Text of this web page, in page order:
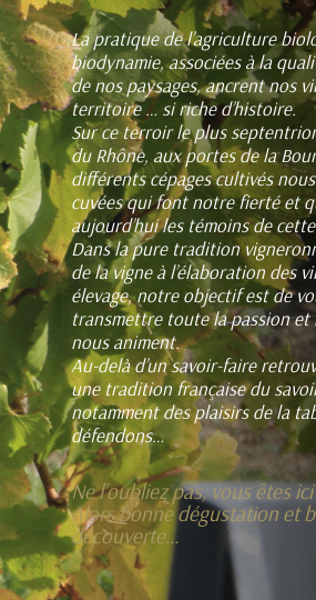
La pratique de l’agriculture
biodynamie, associées à la
de nos paysages, ancrent nos
territoire … si riche d’histoire.
Sur ce terroir le plus
du Rhône, aux portes de la
différents cépages cultivés
cuvées qui font notre fierté et
aujourd’hui les témoins de
Dans la pure tradition
de la vigne à l’élaboration des
élevage, notre objectif est de
transmettre toute la passion et
nous animent.
Au-delà d’un savoir-faire
une tradition française du
notamment des plaisirs de la
défendons…
Ne l’oubliez pas, vous êtes
Alors bonne dégustation et
découverte…